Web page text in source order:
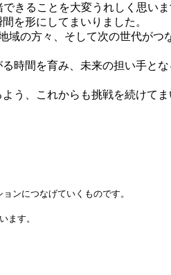
きることを大変うれしく思いま
を形にしてまいりました。
の方々、そして次の世代がつ
時間を育み、未来の担い手と
う、これからも挑戦を続けてま
ンにつなげていくものです。
ます。